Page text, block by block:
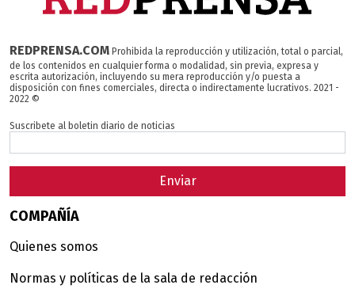
REDPRENSA.COM Prohibida la reproducción y utilización, total o parcial,
de los contenidos en cualquier forma o modalidad, sin previa, expresa y
escrita autorización, incluyendo su mera reproducción y/o puesta a
disposición con fines comerciales, directa o indirectamente lucrativos. 2021 -
2022 ©
Suscribete al boletin diario de noticias
Enviar
COMPAÑÍA
Quienes somos
Normas y políticas de la sala de redacción